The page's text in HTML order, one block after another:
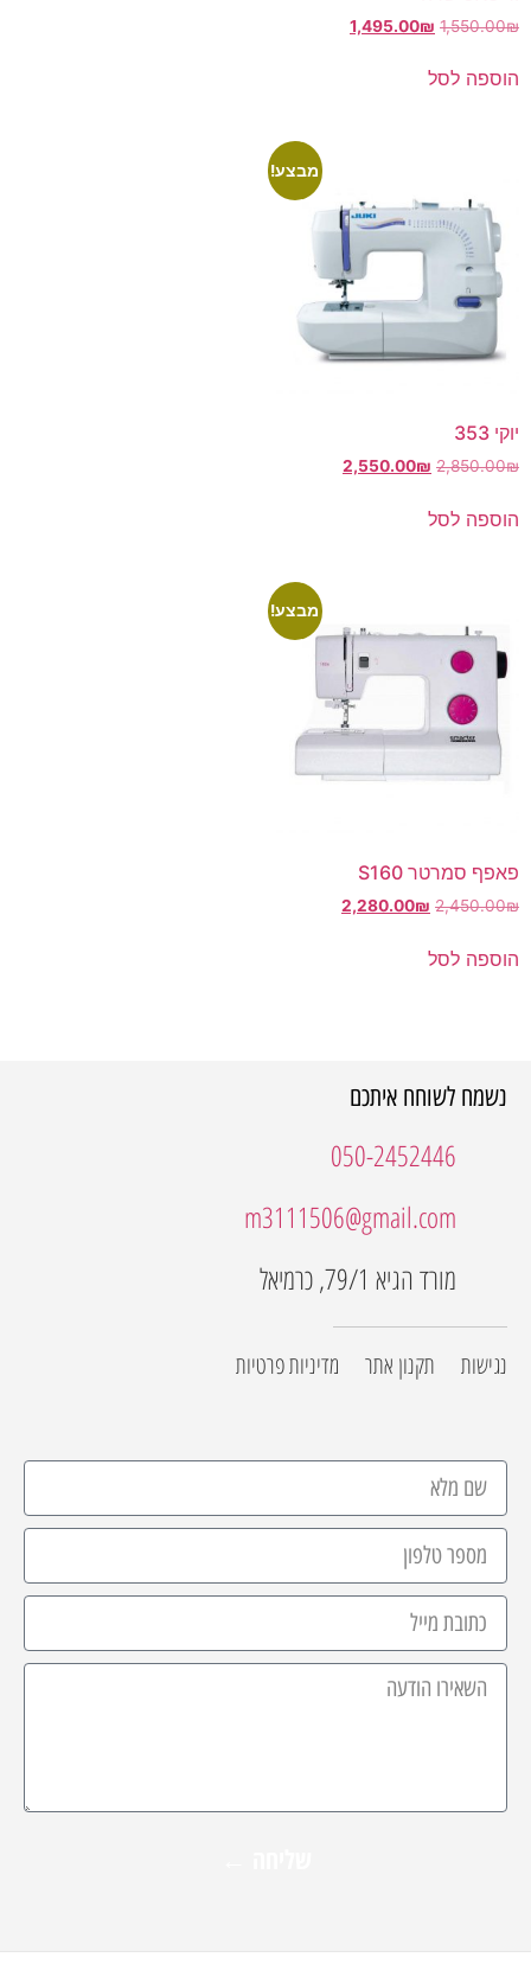
1,550.00₪
1,495.00₪
הוספה לסל
מבצע!
יוקי 353
2,850.00₪
2,550.00₪
הוספה לסל
מבצע!
פאפף סמרטר S160
2,450.00₪
2,280.00₪
הוספה לסל
נשמח לשוחח איתכם
050-2452446
m3111506@gmail.com
מורד הגיא 79/1, כרמיאל
נגישות תקנון אתר מדיניות פרטיות